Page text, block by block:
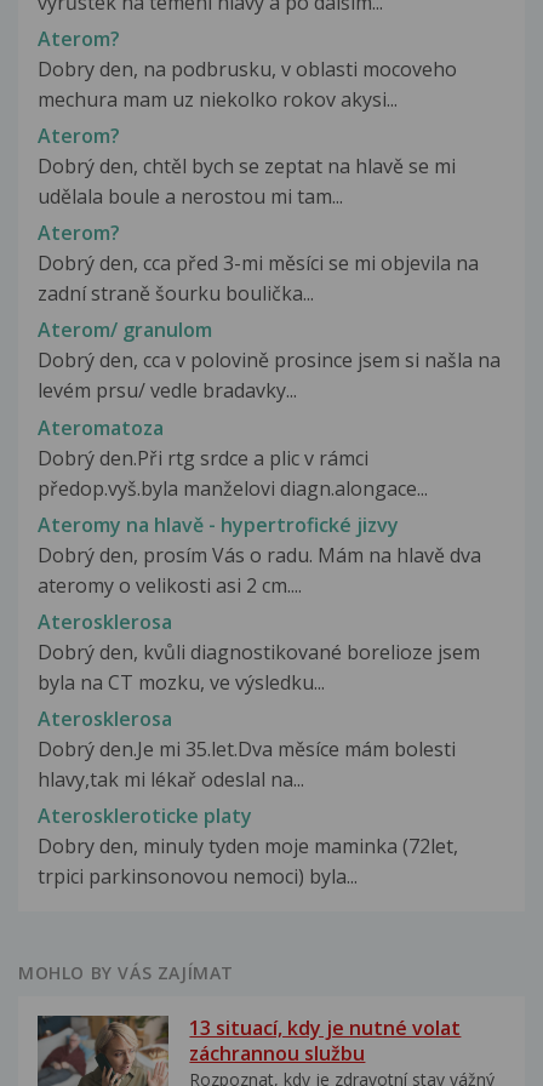
Aterom?
Dobry den, na podbrusku, v oblasti mocoveho
mechura mam uz niekolko rokov akysi...
Aterom?
Dobrý den, chtěl bych se zeptat na hlavě se mi
udělala boule a nerostou mi tam...
Aterom?
Dobrý den, cca před 3-mi měsíci se mi objevila na
zadní straně šourku boulička...
Aterom/ granulom
Dobrý den, cca v polovině prosince jsem si našla na
levém prsu/ vedle bradavky...
Ateromatoza
Dobrý den.Při rtg srdce a plic v rámci
předop.vyš.byla manželovi diagn.alongace...
Ateromy na hlavě - hypertrofické jizvy
Dobrý den, prosím Vás o radu. Mám na hlavě dva
ateromy o velikosti asi 2 cm....
Aterosklerosa
Dobrý den, kvůli diagnostikované borelioze jsem
byla na CT mozku, ve výsledku...
Aterosklerosa
Dobrý den.Je mi 35.let.Dva měsíce mám bolesti
hlavy,tak mi lékař odeslal na...
Ateroskleroticke platy
Dobry den, minuly tyden moje maminka (72let,
trpici parkinsonovou nemoci) byla...
MOHLO BY VÁS ZAJÍMAT
13 situací, kdy je nutné volat
záchrannou službu
Rozpoznat, kdy je zdravotní stav vážný